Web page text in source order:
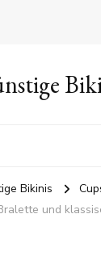
Bikinis
und